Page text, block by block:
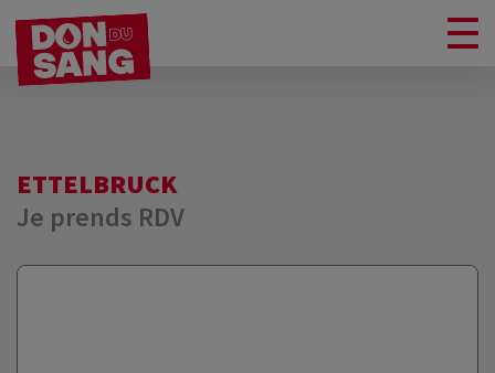
ETTELBRUCK
Je prends RDV